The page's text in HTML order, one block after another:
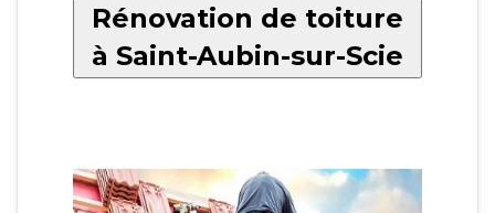
Rénovation de toiture
à Saint-Aubin-sur-Scie